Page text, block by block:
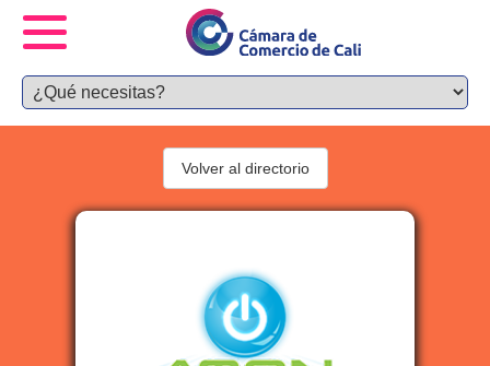
Volver al directorio